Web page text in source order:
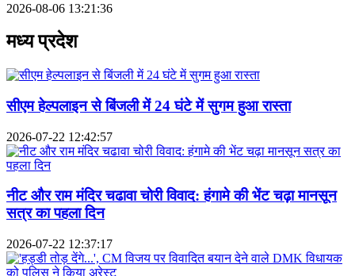
2026-08-06 13:21:36
मध्य प्रदेश
सीएम हेल्पलाइन से बिंजली में 24 घंटे में सुगम हुआ रास्ता
2026-07-22 12:42:57
नीट और राम मंदिर चढावा चोरी विवाद: हंगामे की भेंट चढ़ा मानसून
सत्र का पहला दिन
2026-07-22 12:37:17